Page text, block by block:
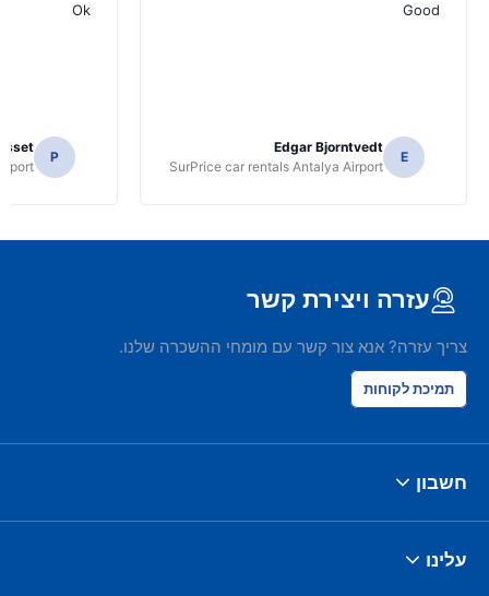
Good
E
Edgar Bjorntvedt
SurPrice car rentals Antalya Airport
Ok
P
עזרה ויצירת קשר
צריך עזרה? אנא צור קשר עם מומחי ההשכרה שלנו.
תמיכת לקוחות
חשבון
עלינו